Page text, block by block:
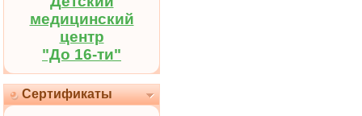
медицинский
центр
"До 16-ти"
Сертификаты